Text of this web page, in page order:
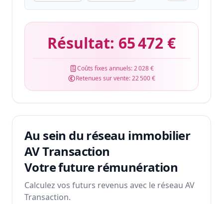
Résultat: 65 472 €
Coûts fixes annuels:2 028 €
Retenues sur vente:22 500 €
Au sein du réseau immobilier
AV Transaction
Votre future rémunération
Calculez vos futurs revenus avec le réseau AV
Transaction.